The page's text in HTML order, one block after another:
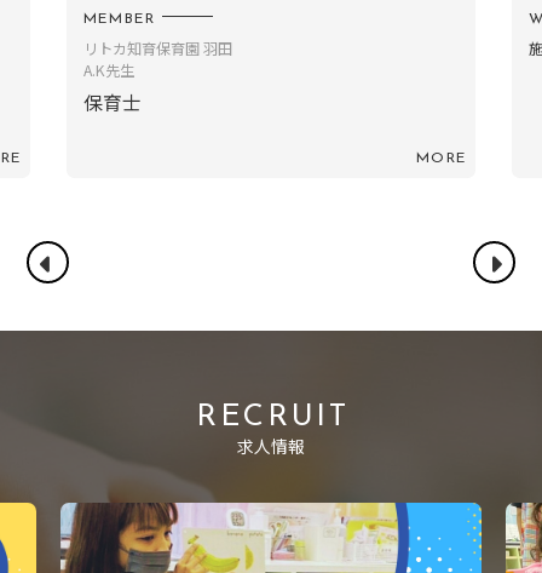
WORK
施設紹介（リトカ知育保育園羽田）
RECRUIT
求人情報